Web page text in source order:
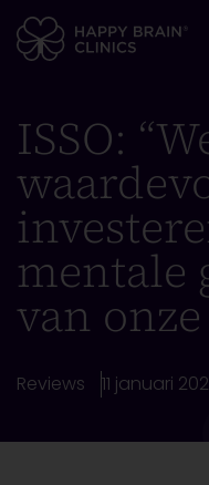
ISSO:
mentale
van onze
Reviews 11 januari